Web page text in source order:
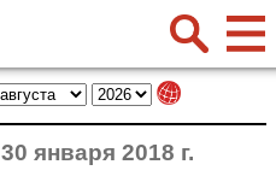
30 января 2018 г.